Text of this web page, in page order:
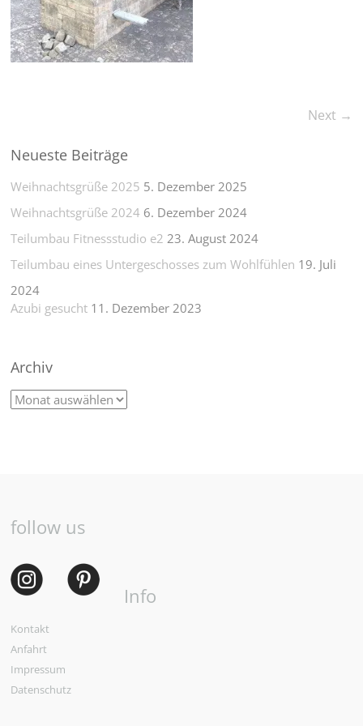
Next →
Neueste Beiträge
Weihnachtsgrüße 2025 5. Dezember 2025
Weihnachtsgrüße 2024 6. Dezember 2024
Teilumbau Fitnessstudio e2 23. August 2024
Teilumbau eines Untergeschosses zum Wohlfühlen 19. Juli
2024
Azubi gesucht 11. Dezember 2023
Archiv
follow us
Info
Kontakt
Anfahrt
Impressum
Datenschutz